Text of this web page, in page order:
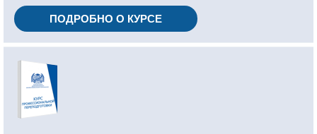
ПОДРОБНО О КУРСЕ